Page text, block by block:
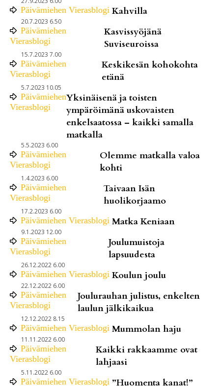
Päivämiehen Vierasblogi Kahvilla
20.7.2023 6.50
Päivämiehen
Vierasblogi
Kasvissyöjänä
Suviseuroissa
15.7.2023 7.00
Päivämiehen
Vierasblogi
Keskikesän kohokohta
etänä
5.7.2023 10.05
Päivämiehen
Vierasblogi
Yksinäisenä ja toisten
ympäröimänä uskovaisten
enkelsaatossa – kaikki samalla
matkalla
5.5.2023 6.00
Päivämiehen
Vierasblogi
Olemme matkalla valoa
kohti
1.4.2023 6.00
Päivämiehen
Vierasblogi
Taivaan Isän
huolikorjaamo
17.2.2023 6.00
Päivämiehen Vierasblogi Matka Keniaan
9.1.2023 12.00
Päivämiehen
Vierasblogi
Joulumuistoja
lapsuudesta
26.12.2022 6.00
Päivämiehen Vierasblogi Koulun joulu
22.12.2022 6.00
Päivämiehen
Vierasblogi
Joulurauhan julistus, enkelten
laulun jälkikaikua
12.12.2022 8.15
Päivämiehen Vierasblogi Mummolan haju
11.11.2022 6.00
Päivämiehen
Vierasblogi
Kaikki rakkaamme ovat
lahjaasi
5.11.2022 6.00
Päivämiehen Vierasblogi ”Huomenta kanat!”